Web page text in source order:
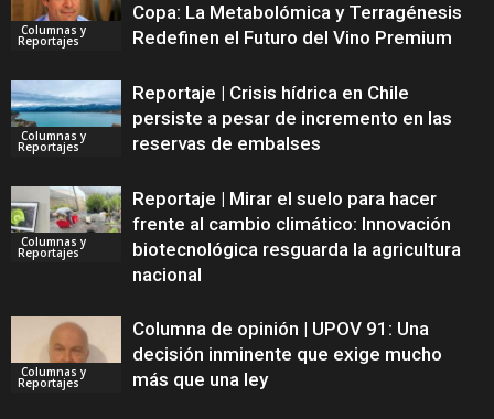
Columnas y
Reportajes
Copa: La Metabolómica y Terragénesis
Redefinen el Futuro del Vino Premium
Columnas y
Reportajes
Reportaje | Crisis hídrica en Chile
persiste a pesar de incremento en las
reservas de embalses
Columnas y
Reportajes
Reportaje | Mirar el suelo para hacer
frente al cambio climático: Innovación
biotecnológica resguarda la agricultura
nacional
Columnas y
Reportajes
Columna de opinión | UPOV 91: Una
decisión inminente que exige mucho
más que una ley